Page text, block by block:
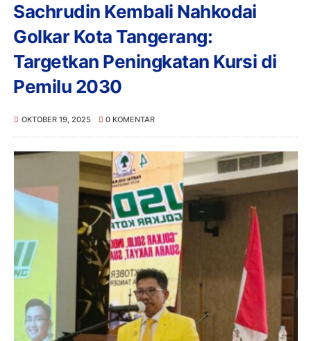
Sachrudin Kembali Nahkodai
Golkar Kota Tangerang:
Targetkan Peningkatan Kursi di
Pemilu 2030
OKTOBER 19, 2025 0 KOMENTAR